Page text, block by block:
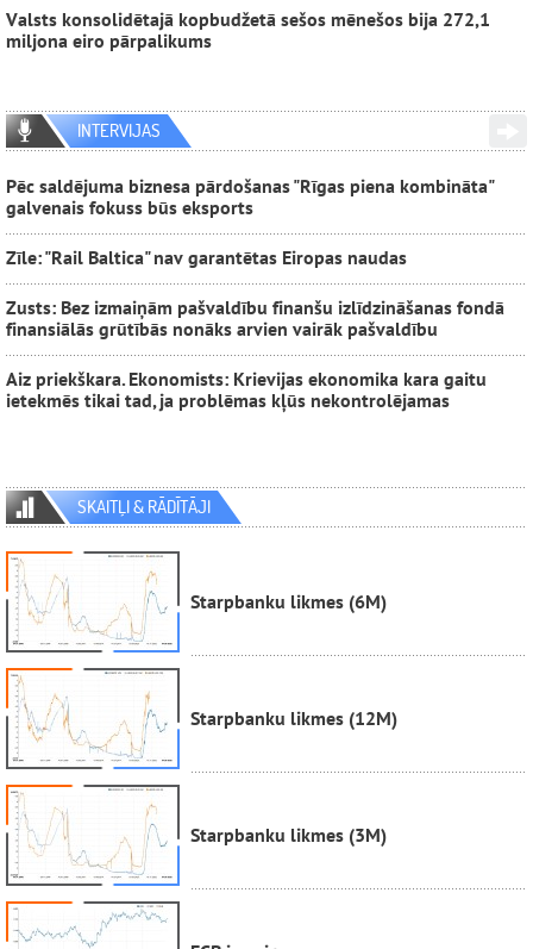
Valsts konsolidētajā kopbudžetā sešos mēnešos bija 272,1
miljona eiro pārpalikums
INTERVIJAS
Pēc saldējuma biznesa pārdošanas "Rīgas piena kombināta"
galvenais fokuss būs eksports
Zīle: "Rail Baltica" nav garantētas Eiropas naudas
Zusts: Bez izmaiņām pašvaldību finanšu izlīdzināšanas fondā
finansiālās grūtībās nonāks arvien vairāk pašvaldību
Aiz priekškara. Ekonomists: Krievijas ekonomika kara gaitu
ietekmēs tikai tad, ja problēmas kļūs nekontrolējamas
SKAITĻI & RĀDĪTĀJI
Starpbanku likmes (6M)
Starpbanku likmes (12M)
Starpbanku likmes (3M)